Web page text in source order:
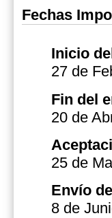
Fechas
Inicio
27 de
Fin del
20 de
25 de
Envío
8 de